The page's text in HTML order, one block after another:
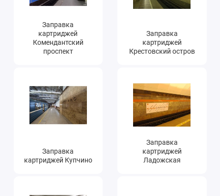
Заправка
картриджей
Комендантский
проспект
Заправка
картриджей
Крестовский остров
Заправка
картриджей Купчино
Заправка
картриджей
Ладожская